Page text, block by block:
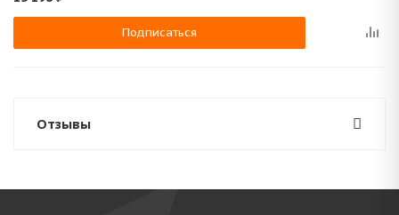
Подписаться
Отзывы